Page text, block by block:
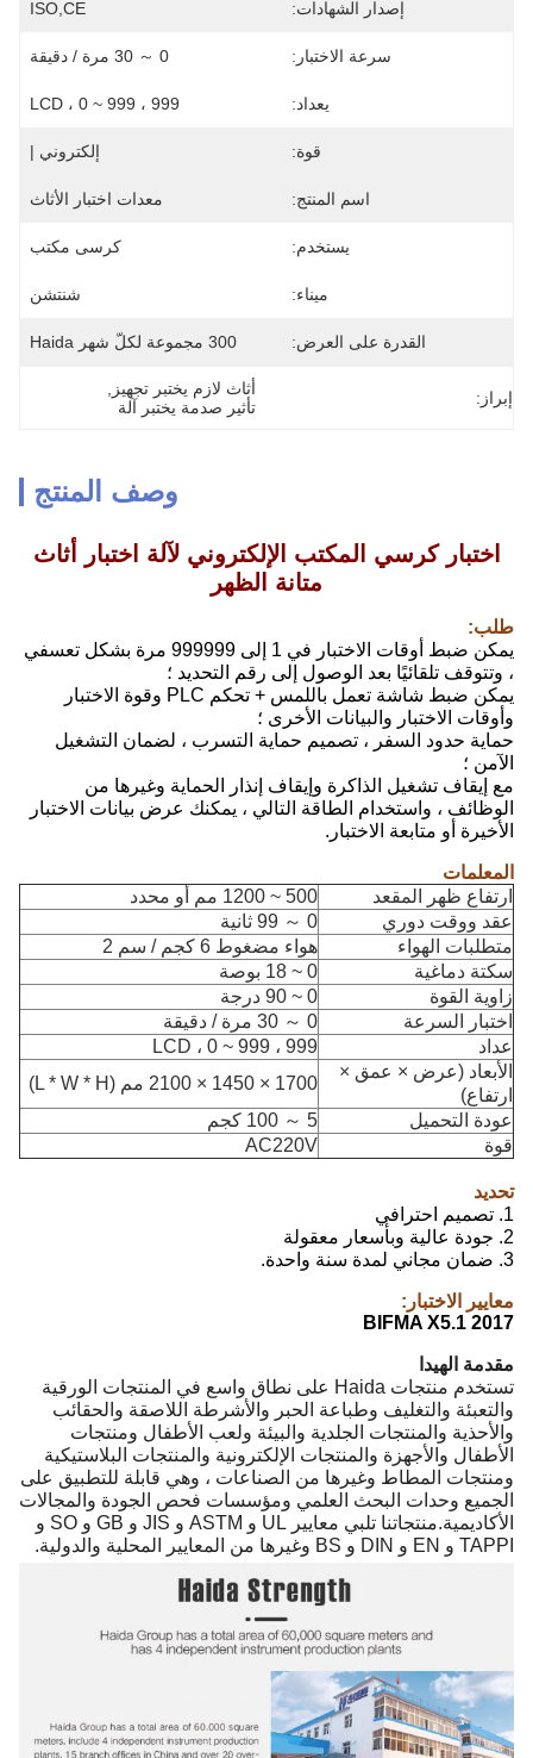
إصدار الشهادات: ISO,CE
سرعة الاختبار: 0 ～ 30 مرة / دقيقة
يعداد: LCD ، 0 ~ 999 ، 999
قوة: إلكتروني |
اسم المنتج: معدات اختبار الأثاث
يستخدم: كرسى مكتب
ميناء: شنتشن
القدرة على العرض: 300 مجموعة لكلّ شهر Haida
إبراز: أثاث لازم يختبر تجهيز
تأثير صدمة يختبر آلة
وصف المنتج
اختبار كرسي المكتب الإلكتروني لآلة اختبار أثاث
متانة الظهر
طلب:
يمكن ضبط أوقات الاختبار في 1 إلى 999999 مرة بشكل تعسفي
، وتتوقف تلقائيًا بعد الوصول إلى رقم التحديد ؛
يمكن ضبط شاشة تعمل باللمس + تحكم PLC وقوة الاختبار
وأوقات الاختبار والبيانات الأخرى ؛
حماية حدود السفر ، تصميم حماية التسرب ، لضمان التشغيل
الآمن ؛
مع إيقاف تشغيل الذاكرة وإيقاف إنذار الحماية وغيرها من
الوظائف ، واستخدام الطاقة التالي ، يمكنك عرض بيانات الاختبار
الأخيرة أو متابعة الاختبار.
المعلمات
ارتفاع ظهر المقعد
500 ~ 1200 مم أو محدد
عقد ووقت دوري
0 ～ 99 ثانية
متطلبات الهواء
هواء مضغوط 6 كجم / سم 2
سكتة دماغية
0 ~ 18 بوصة
زاوية القوة
0 ~ 90 درجة
اختبار السرعة
0 ～ 30 مرة / دقيقة
عداد
LCD ، 0 ~ 999 ، 999
الأبعاد (عرض × عمق ×
ارتفاع)
1700 × 1450 × 2100 مم (L * W * H)
عودة التحميل
5 ～ 100 كجم
قوة
AC220V
تحديد
1. تصميم احترافي
2. جودة عالية وبأسعار معقولة
3. ضمان مجاني لمدة سنة واحدة.
معايير الاختبار:
BIFMA X5.1 2017
مقدمة الهيدا
تستخدم منتجات Haida على نطاق واسع في المنتجات الورقية
والتعبئة والتغليف وطباعة الحبر والأشرطة اللاصقة والحقائب
والأحذية والمنتجات الجلدية والبيئة ولعب الأطفال ومنتجات
الأطفال والأجهزة والمنتجات الإلكترونية والمنتجات البلاستيكية
ومنتجات المطاط وغيرها من الصناعات ، وهي قابلة للتطبيق على
الجميع وحدات البحث العلمي ومؤسسات فحص الجودة والمجالات
الأكاديمية.منتجاتنا تلبي معايير UL و ASTM و JIS و GB و SO و
TAPPI و EN و DIN و BS وغيرها من المعايير المحلية والدولية.